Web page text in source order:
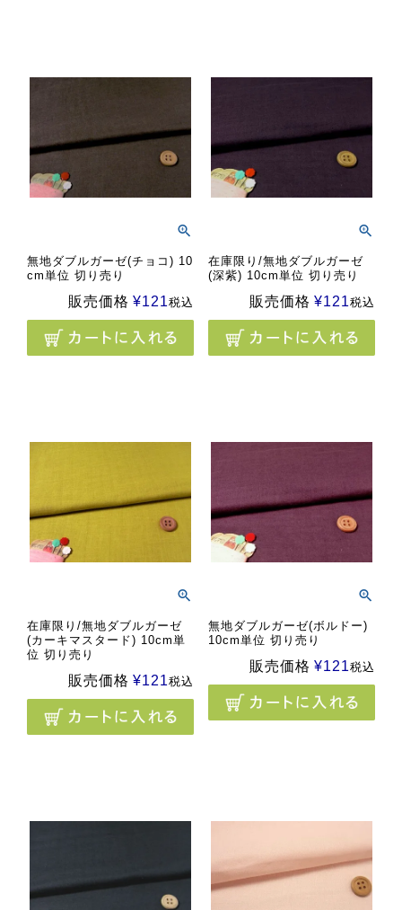
無地ダブルガーゼ(チョコ) 10
cm単位 切り売り
販売価格 ¥121税込
在庫限り/無地ダブルガーゼ
(深紫) 10cm単位 切り売り
販売価格 ¥121税込
在庫限り/無地ダブルガーゼ
(カーキマスタード) 10cm単
位 切り売り
販売価格 ¥121税込
無地ダブルガーゼ(ボルドー)
10cm単位 切り売り
販売価格 ¥121税込